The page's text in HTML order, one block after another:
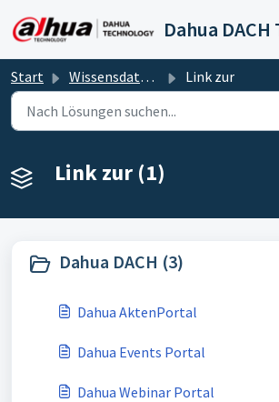
Start Wissensdatenbank Link zur
Link zur (1)
Dahua DACH (3)
Dahua AktenPortal
Dahua Events Portal
Dahua Webinar Portal